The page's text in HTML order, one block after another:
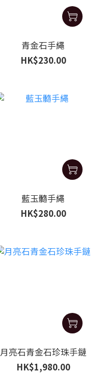
青金石手繩
HK$230.00
藍玉髓手繩
HK$280.00
月亮石青金石珍珠手鏈
HK$1,980.00